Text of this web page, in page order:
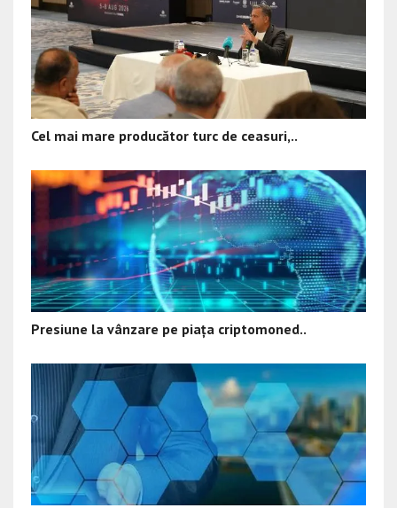
Cel mai mare producător turc de ceasuri,..
Presiune la vânzare pe piața criptomoned..